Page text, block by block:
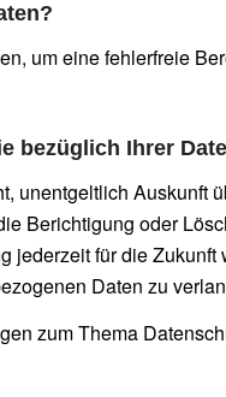
um eine fehlerfreie
bezüglich Ihrer
unentgeltlich Auskunft
Berichtigung oder
jederzeit für die
Daten zu
zum Thema